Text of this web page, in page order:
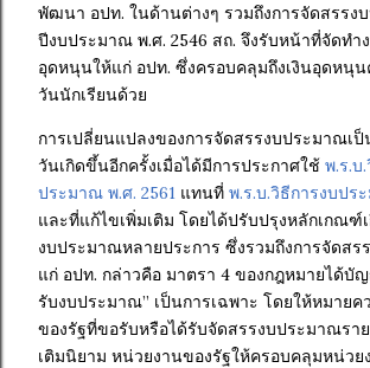
พัฒนา อปท. ในด้านต่างๆ รวมถึงการจัดสรรง
ปีงบประมาณ พ.ศ. 2546 สถ. จึงรับหน้าที่จัดทำ
อุดหนุนให้แก่ อปท. ซึ่งครอบคลุมถึงเงินอุดหนุน
วันนักเรียนด้วย
การเปลี่ยนแปลงของการจัดสรรงบประมาณเป็
วันเกิดขึ้นอีกครั้งเมื่อได้มีการประกาศใช้ พ.ร.บ
ประมาณ พ.ศ. 2561 แทนที่ พ.ร.บ.วิธีการงบปร
และที่แก้ไขเพิ่มเติม โดยได้ปรับปรุงหลักเกณฑ์
งบประมาณหลายประการ ซึ่งรวมถึงการจัดส
แก่ อปท. กล่าวคือ มาตรา 4 ของกฎหมายได้บั
รับงบประมาณ” เป็นการเฉพาะ โดยให้หมายค
ของรัฐที่ขอรับหรือได้รับจัดสรรงบประมาณรา
เติมนิยาม หน่วยงานของรัฐให้ครอบคลุมหน่วย